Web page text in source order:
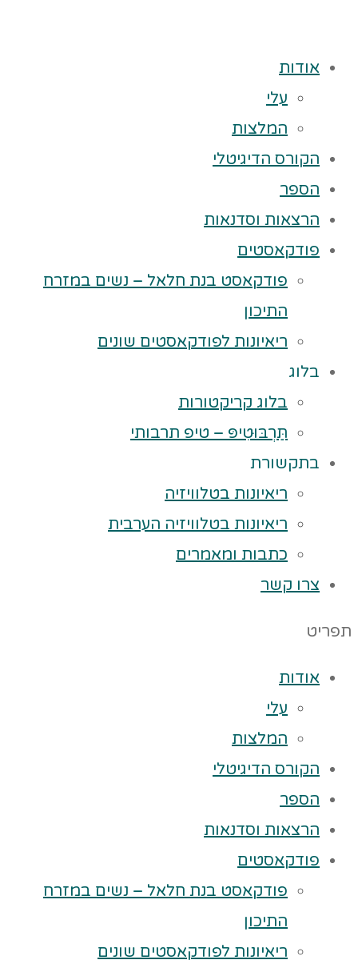
אודות
עלי
המלצות
הקורס הדיגיטלי
הספר
הרצאות וסדנאות
פודקאסטים
פודקאסט בנת חלאל – נשים במזרח
התיכון
ריאיונות לפודקאסטים שונים
בלוג
בלוג קריקטורות
תַּרְבּוּטִיפּ – טיפ תרבותי
בתקשורת
ריאיונות בטלוויזיה
ריאיונות בטלוויזיה הערבית
כתבות ומאמרים
צרו קשר
תפריט
אודות
עלי
המלצות
הקורס הדיגיטלי
הספר
הרצאות וסדנאות
פודקאסטים
פודקאסט בנת חלאל – נשים במזרח
התיכון
ריאיונות לפודקאסטים שונים